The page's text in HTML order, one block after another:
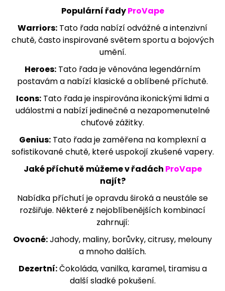
Populární řadyProVape
Warriors: Tato řada nabízí odvážné a intenzivní
chutě, často inspirované světem sportu a bojových
umění.
Heroes: Tato řada je věnována legendárním
postavám a nabízí klasické a oblíbené příchutě.
Icons: Tato řada je inspirována ikonickými lidmi a
událostmi a nabízí jedinečné a nezapomenutelné
chuťové zážitky.
Genius: Tato řada je zaměřena na komplexní a
sofistikované chutě, které uspokojí zkušené vapery.
Jaké příchutě můžeme v řadách ProVape
najít?
Nabídka příchutí je opravdu široká a neustále se
rozšiřuje. Některé z nejoblíbenějších kombinací
zahrnují:
Ovocné:Jahody, maliny, borůvky, citrusy, melouny
a mnoho dalších.
Dezertní:Čokoláda, vanilka, karamel, tiramisu a
další sladké pokušení.
e
POD
NÁPLŇ
BLUE
205
Kč